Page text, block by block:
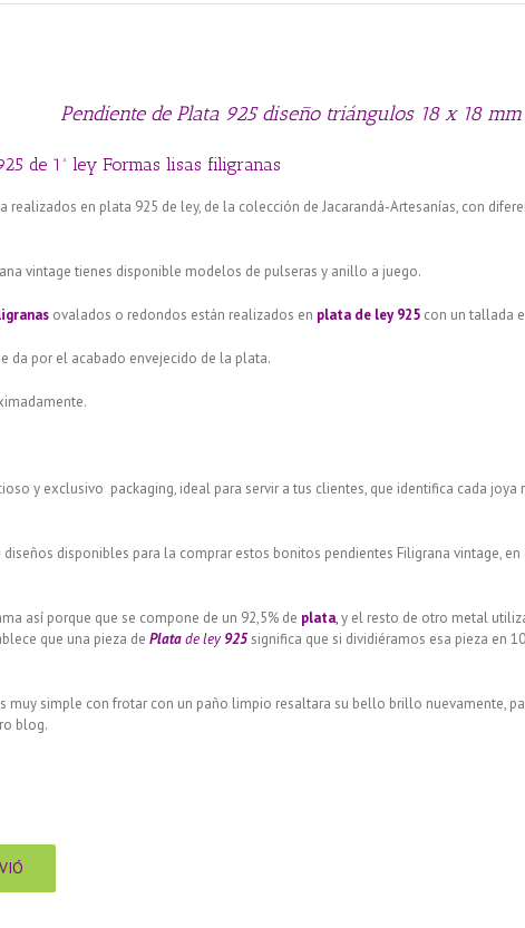
Pendiente de Plata 925 diseño triángulos 18 x 18 mm
de 1ª ley Formas lisas filigranas
realizados en plata 925 de ley, de la colección de Jacarandá-Artesanías, con
vintage tienes disponible modelos de pulseras y anillo a juego.
ovalados o redondos están realizados en plata de ley 925 con un tallada
da por el acabado envejecido de la plata.
y exclusivo packaging, ideal para servir a tus clientes, que identifica cada
diseños disponibles para la comprar estos bonitos pendientes Filigrana vintage, en
así porque que se compone de un 92,5% de plata,y el resto de otro metal
que una pieza dePlatade ley925significa que si dividiéramos esa pieza en
muy simple con frotar con un paño limpio resaltara su bello brillo nuevamente,
blog.